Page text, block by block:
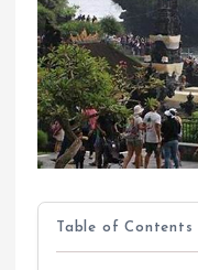
Table of Contents